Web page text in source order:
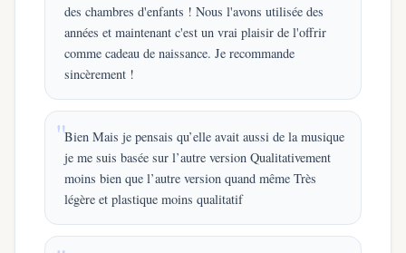
des chambres d'enfants ! Nous l'avons utilisée des
années et maintenant c'est un vrai plaisir de l'offrir
comme cadeau de naissance. Je recommande
sincèrement !
Bien Mais je pensais qu’elle avait aussi de la musique
je me suis basée sur l’autre version Qualitativement
moins bien que l’autre version quand même Très
légère et plastique moins qualitatif